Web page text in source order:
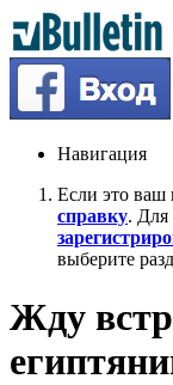
Навигация
Если это ваш
справку. Для
выберите
Жду